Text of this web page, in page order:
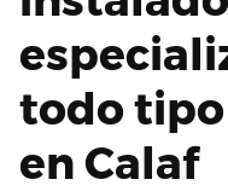
todo
en Calaf